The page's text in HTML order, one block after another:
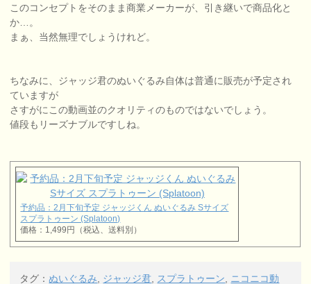
このコンセプトをそのまま商業メーカーが、引き継いで商品化と
か…。
まぁ、当然無理でしょうけれど。
ちなみに、ジャッジ君のぬいぐるみ自体は普通に販売が予定され
ていますが
さすがにこの動画並のクオリティのものではないでしょう。
値段もリーズナブルですしね。
予約品：2月下旬予定 ジャッジくん ぬいぐるみ Sサイズ
スプラトゥーン (Splatoon)
価格：1,499円（税込、送料別）
タグ：ぬいぐるみ, ジャッジ君, スプラトゥーン, ニコニコ動